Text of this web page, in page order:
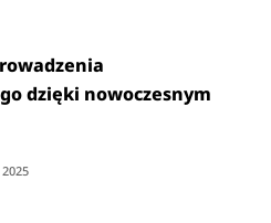
dzięki nowoczesnym